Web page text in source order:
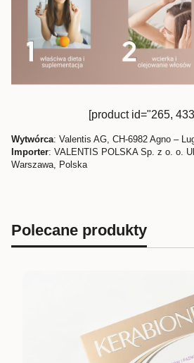
[product id="265,
Wytwórca: Valentis AG, CH-6982 Agno –
Importer: VALENTIS POLSKA Sp. z o. o.
Warszawa, Polska
Polecane produkty